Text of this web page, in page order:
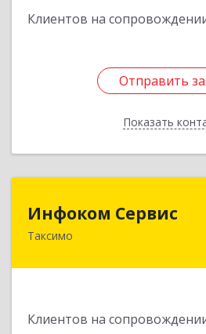
Клиентов на
Отправить
Показать
Отправить
Назад
Инфоком Сервис
Таксимо
Клиентов на
671560, Республика